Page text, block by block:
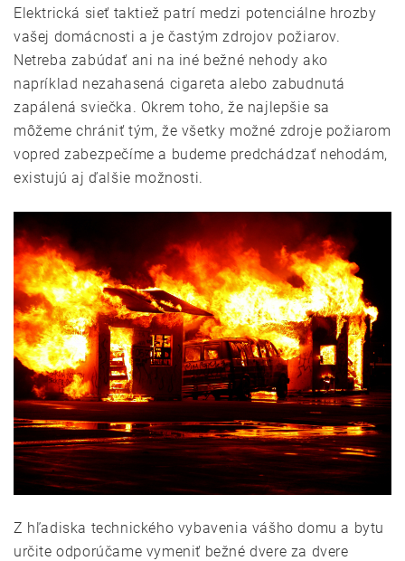
Elektrická sieť taktiež patrí medzi potenciálne hrozby
vašej domácnosti a je častým zdrojov požiarov.
Netreba zabúdať ani na iné bežné nehody ako
napríklad nezahasená cigareta alebo zabudnutá
zapálená sviečka. Okrem toho, že najlepšie sa
môžeme chrániť tým, že všetky možné zdroje požiarom
vopred zabezpečíme a budeme predchádzať nehodám,
existujú aj ďalšie možnosti.
Z hľadiska technického vybavenia vášho domu a bytu
určite odporúčame vymeniť bežné dvere za dvere